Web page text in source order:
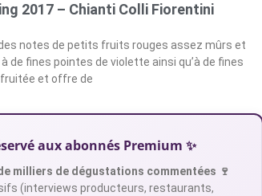
2017 – Chianti Colli Fiorentini
notes de petits fruits rouges assez mûrs et
de fines pointes de violette ainsi qu’à de fines
fruitée et offre de
aux abonnés Premium ✨
milliers de dégustations commentées 🍷
(interviews producteurs, restaurants,